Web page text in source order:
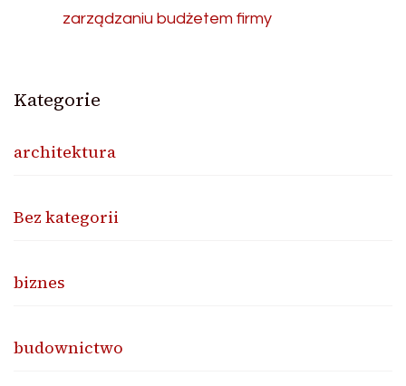
zarządzaniu budżetem firmy
Kategorie
architektura
Bez kategorii
biznes
budownictwo